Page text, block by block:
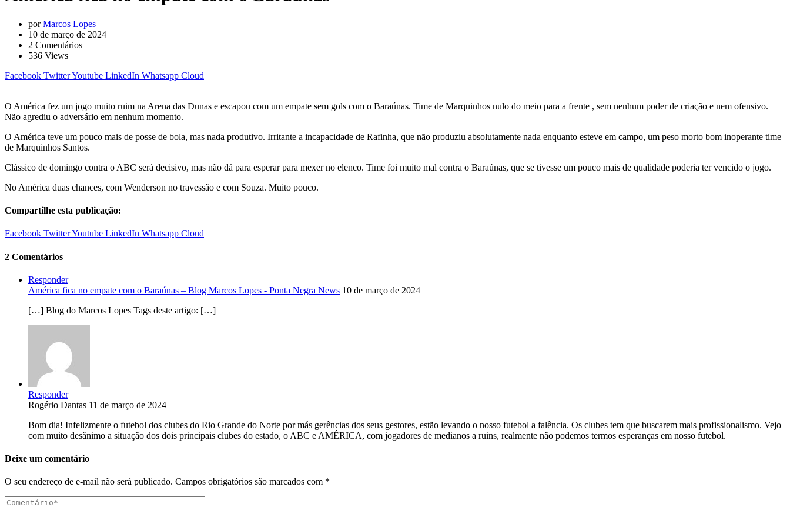
porMarcos Lopes
10 de março de 2024
2 Comentários
536 Views
Facebook TwitterYoutube LinkedIn Whatsapp Cloud
O América fez um jogo muito ruim na Arena das Dunas e escapou com um empate sem gols com o Baraúnas. Time de Marquinhos nulo do meio para a frente , sem nenhum poder de criação e nem ofensivo.
Não agrediu o adversário em nenhum momento.
O América teve um pouco mais de posse de bola, mas nada produtivo. Irritante a incapacidade de Rafinha, que não produziu absolutamente nada enquanto esteve em campo, um peso morto bom inoperante time
de Marquinhos Santos.
Clássico de domingo contra o ABC será decisivo, mas não dá para esperar para mexer no elenco. Time foi muito mal contra o Baraúnas, que se tivesse um pouco mais de qualidade poderia ter vencido o jogo.
No América duas chances, com Wenderson no travessão e com Souza. Muito pouco.
Compartilhe esta publicação:
Facebook TwitterYoutube LinkedIn Whatsapp Cloud
2 Comentários
Responder
América fica no empate com o Baraúnas – Blog Marcos Lopes - Ponta Negra News 10 de março de 2024
[…] Blog do Marcos Lopes Tags deste artigo: […]
Responder
Rogério Dantas 11 de março de 2024
Bom dia! Infelizmente o futebol dos clubes do Rio Grande do Norte por más gerências dos seus gestores, estão levando o nosso futebol a falência. Os clubes tem que buscarem mais profissionalismo. Vejo
com muito desânimo a situação dos dois principais clubes do estado, o ABC e AMÉRICA, com jogadores de medianos a ruins, realmente não podemos termos esperanças em nosso futebol.
Deixe um comentário
O seu endereço de e-mail não será publicado. Campos obrigatórios são marcados com *